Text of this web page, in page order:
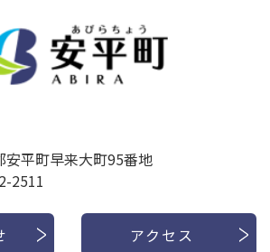
安平町早来大町95番地
2511
アクセス